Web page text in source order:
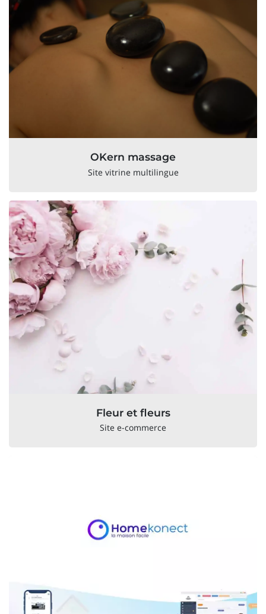
OKern massage
Site vitrine multilingue
Fleur et fleurs
Site e-commerce